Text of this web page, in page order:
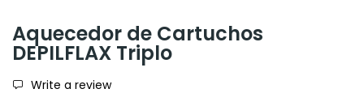
Aquecedor de Cartuchos
DEPILFLAX Triplo
Write a review